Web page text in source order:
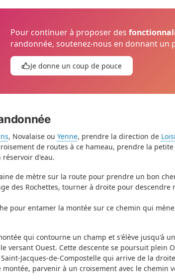
Pour continuer à proposer des
randonnée, soutenez-nous en donnant un
Je donne un coup de pouce
, Novalaise ou Yenne, prendre la direction de
de routes à ce hameau, prendre la
d'eau.
de mètre sur la route pour prendre un bon
des Rochettes, tourner à droite pour
pour entamer la montée sur ce chemin qui
qui contourne un champ et s'élève jusqu'à
versant Ouest. Cette descente se poursuit plein
Jacques-de-Compostelle qui arrive de la
parvenir à un croisement avec le chemin